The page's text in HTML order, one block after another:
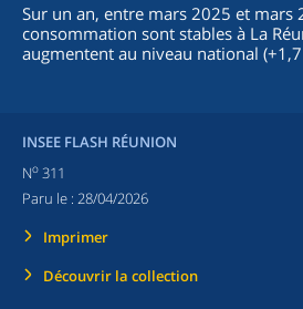
Sur un an, entre mars 2025 et mars
consommation sont stables à La
augmentent au niveau national (+1,7
INSEE FLASH RÉUNION
No 311
Paru le : 28/04/2026
Imprimer
Découvrir la collection